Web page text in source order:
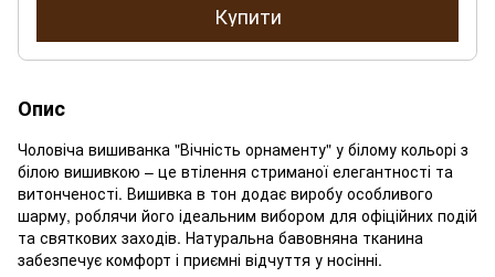
Купити
Опис
Чоловіча вишиванка "Вічність орнаменту" у білому кольорі з
білою вишивкою – це втілення стриманої елегантності та
витонченості. Вишивка в тон додає виробу особливого
шарму, роблячи його ідеальним вибором для офіційних подій
та святкових заходів. Натуральна бавовняна тканина
забезпечує комфорт і приємні відчуття у носінні.